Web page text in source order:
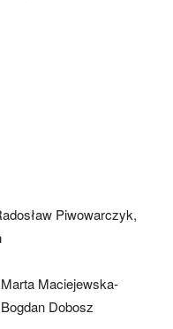
Piwowarczyk,
Maciejewska-
Dobosz